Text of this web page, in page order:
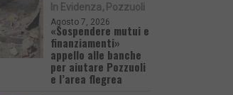
In Evidenza Pozzuoli
Agosto 7, 2026
«Sospendere mutui e
finanziamenti»
appello alle banche
per aiutare Pozzuoli
e l’area flegrea